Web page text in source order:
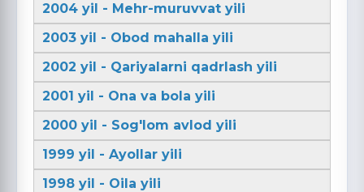
2004 yil - Mehr-muruvvat yili
2003 yil - Obod mahalla yili
2002 yil - Qariyalarni qadrlash yili
2001 yil - Ona va bola yili
2000 yil - Sog'lom avlod yili
1999 yil - Ayollar yili
1998 yil - Oila yili